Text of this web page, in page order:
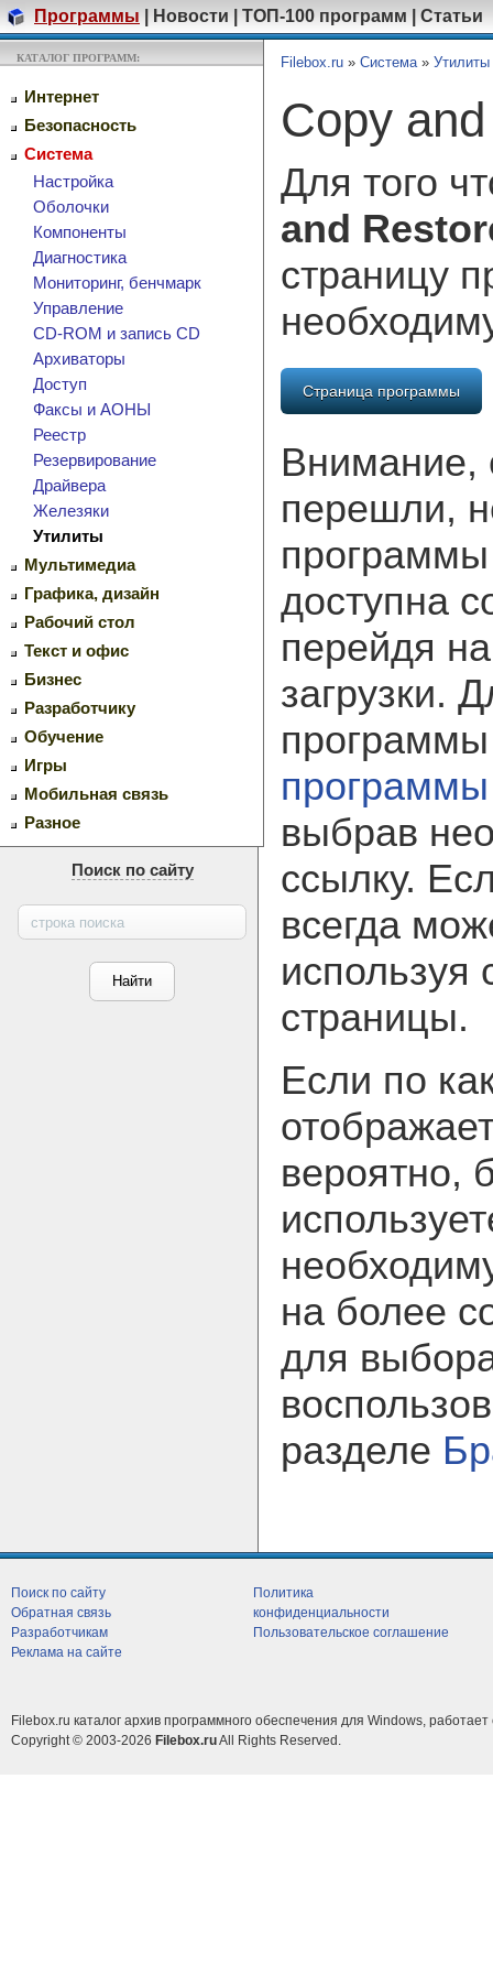
Программы Новости ТОП-100 программ Статьи
КАТАЛОГ ПРОГРАММ:
Интернет
Безопасность
Система
Настройка
Оболочки
Компоненты
Диагностика
Мониторинг, бенчмарк
Управление
CD-ROM и запись CD
Архиваторы
Доступ
Факсы и АОНЫ
Реестр
Резервирование
Драйвера
Железяки
Утилиты
Мультимедиа
Графика, дизайн
Рабочий стол
Текст и офис
Бизнес
Разработчику
Обучение
Игры
Мобильная связь
Разное
Поиск по сайту
Filebox.ru » Система» Утилиты
Copy
Для того
and
страницу
Страница программы
Внимание,
перешли,
доступна
перейдя
загрузки.
программы
выбрав
ссылку.
всегда
используя
страницы.
Если по
вероятно,
на более
для
разделе
Поиск по сайту
Обратная связь
Разработчикам
Реклама на сайте
Политика
конфиденциальности
Пользовательское соглашение
Filebox.ru каталог архив программного обеспечения для Windows, работает
Copyright © 2003-2026 Filebox.ruAll Rights Reserved.